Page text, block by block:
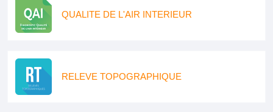
QUALITE DE L'AIR INTERIEUR
RELEVE TOPOGRAPHIQUE